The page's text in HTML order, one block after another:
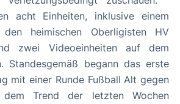
acht Einheiten, inklusive einem
heimischen Oberligisten HV
zwei Videoeinheiten auf dem
Standesgemäß begann das erste
mit einer Runde Fußball Alt gegen
dem Trend der letzten Wochen